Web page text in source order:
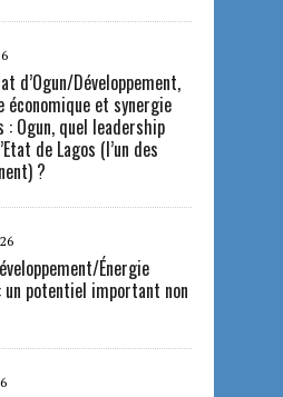
d’Ogun/Développement,
économique et synergie
: Ogun, quel leadership
de Lagos (l’un des
?
Énergie
un potentiel important non